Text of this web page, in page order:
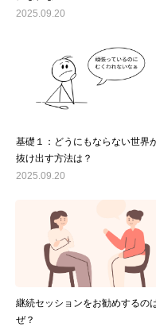
2025.09.20
基礎１：どうにもならない世界
抜け出す方法は？
2025.09.20
継続セッションをお勧めするの
ぜ？